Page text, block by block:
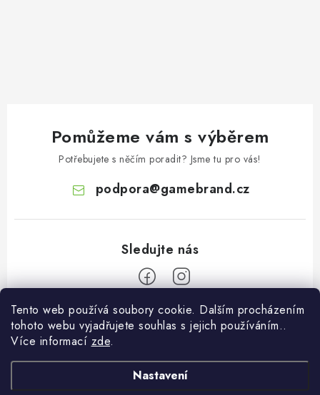
Tento web používá soubory cookie. Dalším procházením
tohoto webu vyjadřujete souhlas s jejich používáním..
Více informací zde.
Nastavení
Pomůžeme vám s výběrem
Potřebujete s něčím poradit? Jsme tu pro vás!
podpora@gamebrand.cz
Pomoc a informace
O Gamebrandu